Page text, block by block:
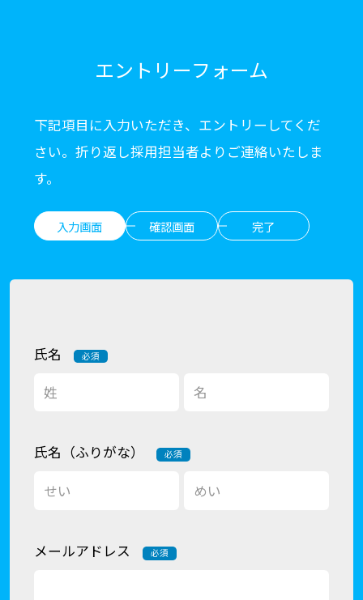
エントリーフォーム
下記項目に入力いただき、エントリーしてくだ
さい。折り返し採用担当者よりご連絡いたしま
す。
入力画面 確認画面 完了
氏名 必須
氏名（ふりがな） 必須
メールアドレス 必須